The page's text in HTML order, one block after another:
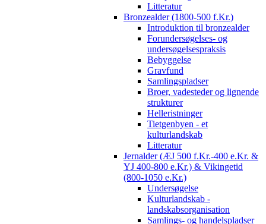
Litteratur
Bronzealder (1800-500 f.Kr.)
Introduktion til bronzealder
Forundersøgelses- og
undersøgelsespraksis
Bebyggelse
Gravfund
Samlingspladser
Broer, vadesteder og lignende
strukturer
Helleristninger
Tietgenbyen - et
kulturlandskab
Litteratur
Jernalder (ÆJ 500 f.Kr.-400 e.Kr. &
YJ 400-800 e.Kr.) & Vikingetid
(800-1050 e.Kr.)
Undersøgelse
Kulturlandskab -
landskabsorganisation
Samlings- og handelspladser